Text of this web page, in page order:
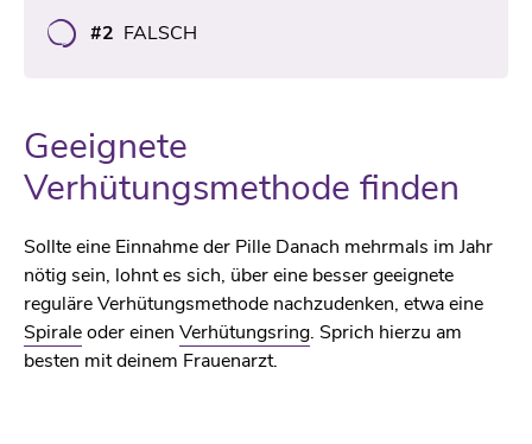
#2 FALSCH
Geeignete
Verhütungsmethode finden
Sollte eine Einnahme der Pille Danach mehrmals im Jahr
nötig sein, lohnt es sich, über eine besser geeignete
reguläre Verhütungsmethode nachzudenken, etwa eine
Spiraleoder einen Verhütungsring. Sprich hierzu am
besten mit deinem Frauenarzt.